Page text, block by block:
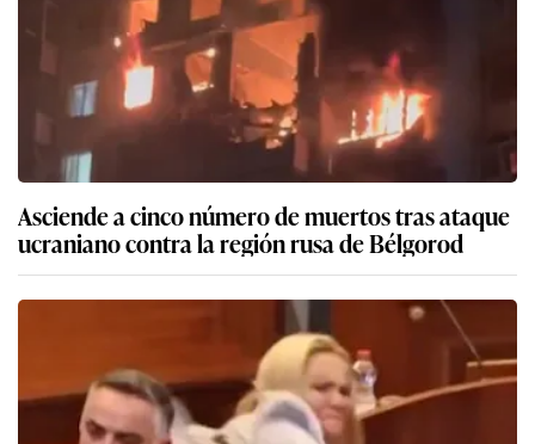
Asciende a cinco número de muertos tras ataque
ucraniano contra la región rusa de Bélgorod